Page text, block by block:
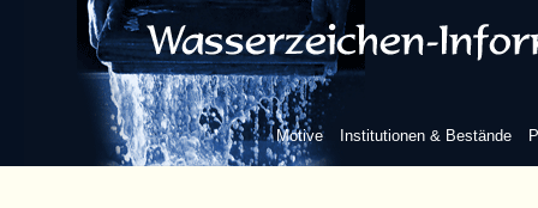
Motive Institutionen & Bestände